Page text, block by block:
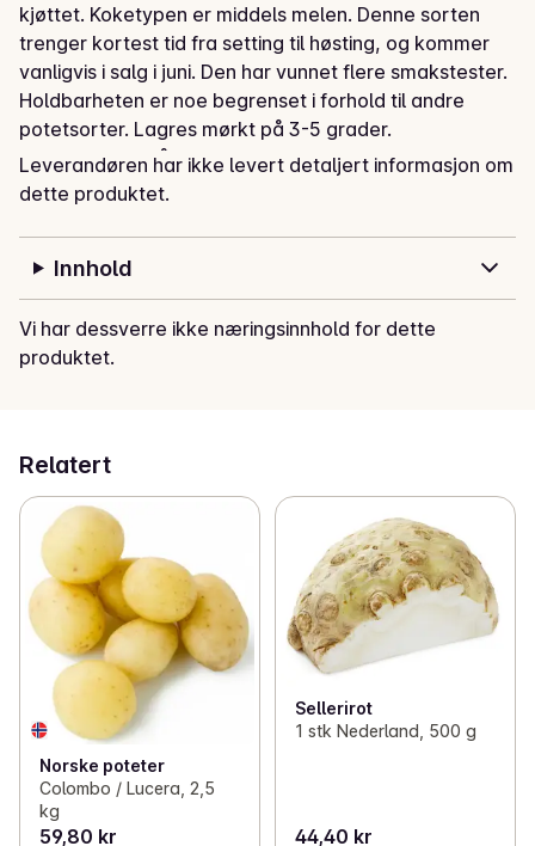
kjøttet. Koketypen er middels melen. Denne sorten
trenger kortest tid fra setting til høsting, og kommer
vanligvis i salg i juni. Den har vunnet flere smakstester.
Holdbarheten er noe begrenset i forhold til andre
potetsorter. Lagres mørkt på 3-5 grader.
Lagres mørkt på 3-5 grader.
str 40-52 mm (middelstore )
Leverandøren har ikke levert detaljert informasjon om
dette produktet.
Innhold
Vi har dessverre ikke næringsinnhold for dette
produktet.
Relatert
Norske poteter
Colombo / Lucera, 2,5
kg
59,80 kr
Sellerirot
1 stk Nederland, 500 g
44,40 kr